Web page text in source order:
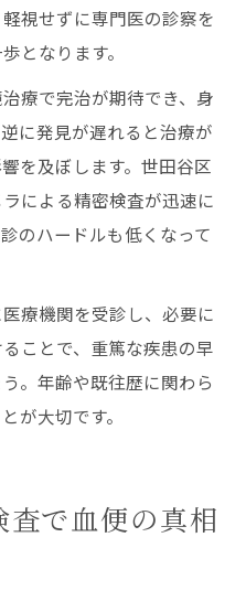
視せずに専門医の診察を
となります。
療で完治が期待でき、身
に発見が遅れると治療が
を及ぼします。世田谷区
による精密検査が迅速に
のハードルも低くなって
療機関を受診し、必要に
ことで、重篤な疾患の早
。年齢や既往歴に関わら
が大切です。
で血便の真相